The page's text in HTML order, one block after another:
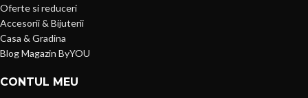
Oferte si reduceri
Accesorii & Bijuterii
Casa & Gradina
Blog Magazin ByYOU
CONTUL MEU